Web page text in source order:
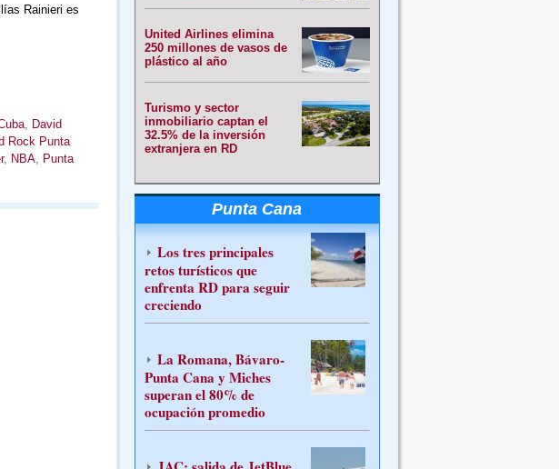
Rainieri es
, David
Rock Punta
, NBA, Punta
United Airlines elimina
250 millones de vasos de
plástico al año
Turismo y sector
inmobiliario captan el
32.5% de la inversión
extranjera en RD
Punta Cana
Los tres principales
retos turísticos que
enfrenta RD para seguir
creciendo
La Romana, Bávaro-
Punta Cana y Miches
superan el 80% de
ocupación promedio